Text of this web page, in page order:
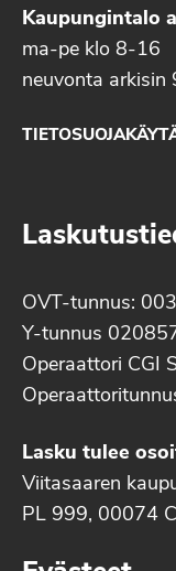
Kaupungintalo
ma-pe klo 8-16
neuvonta arkisin
OVT-tunnus:
Y-tunnus
Operaattori CGI
Lasku tulee
Viitasaaren
PL 999, 00074